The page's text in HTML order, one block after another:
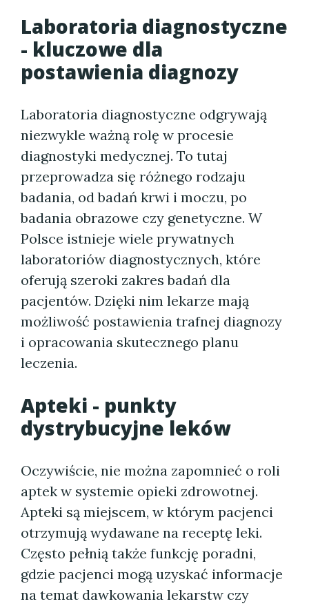
Laboratoria diagnostyczne
- kluczowe dla
postawienia diagnozy
Laboratoria diagnostyczne odgrywają
niezwykle ważną rolę w procesie
diagnostyki medycznej. To tutaj
przeprowadza się różnego rodzaju
badania, od badań krwi i moczu, po
badania obrazowe czy genetyczne. W
Polsce istnieje wiele prywatnych
laboratoriów diagnostycznych, które
oferują szeroki zakres badań dla
pacjentów. Dzięki nim lekarze mają
możliwość postawienia trafnej diagnozy
i opracowania skutecznego planu
leczenia.
Apteki - punkty
dystrybucyjne leków
Oczywiście, nie można zapomnieć o roli
aptek w systemie opieki zdrowotnej.
Apteki są miejscem, w którym pacjenci
otrzymują wydawane na receptę leki.
Często pełnią także funkcję poradni,
gdzie pacjenci mogą uzyskać informacje
na temat dawkowania lekarstw czy